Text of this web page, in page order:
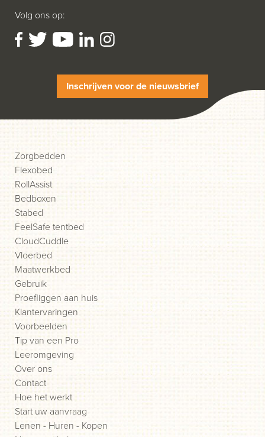
Volg ons op:
Inschrijven voor de nieuwsbrief
Zorgbedden
Flexobed
RollAssist
Bedboxen
Stabed
FeelSafe tentbed
CloudCuddle
Vloerbed
Maatwerkbed
Gebruik
Proefliggen aan huis
Klantervaringen
Voorbeelden
Tip van een Pro
Leeromgeving
Over ons
Contact
Hoe het werkt
Start uw aanvraag
Lenen - Huren - Kopen